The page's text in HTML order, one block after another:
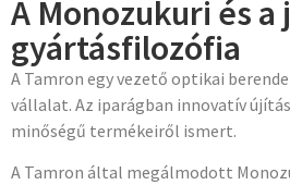
A Monozukuri és a
gyártásfilozófia
A Tamron egy vezető optikai
vállalat. Az iparágban innovatív
minőségű termékeiről ismert.
A Tamron által megálmodott